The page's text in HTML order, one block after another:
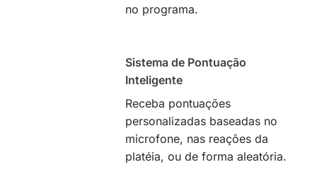
no programa.
Sistema de Pontuação
Inteligente
Receba pontuações
personalizadas baseadas no
microfone, nas reações da
platéia, ou de forma aleatória.